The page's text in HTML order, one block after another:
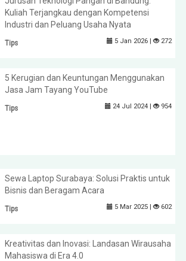
Kuliah Terjangkau dengan Kompetensi
Industri dan Peluang Usaha Nyata
Tips 5 Jan 2026 | 272
5 Kerugian dan Keuntungan Menggunakan
Jasa Jam Tayang YouTube
Tips 24 Jul 2024 | 954
Sewa Laptop Surabaya: Solusi Praktis untuk
Bisnis dan Beragam Acara
Tips 5 Mar 2025 | 602
Kreativitas dan Inovasi: Landasan Wirausaha
Mahasiswa di Era 4.0